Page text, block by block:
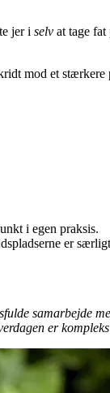
jer i selv at tage
mod et
i egen praksis.
er
samarbejde
er kompleks